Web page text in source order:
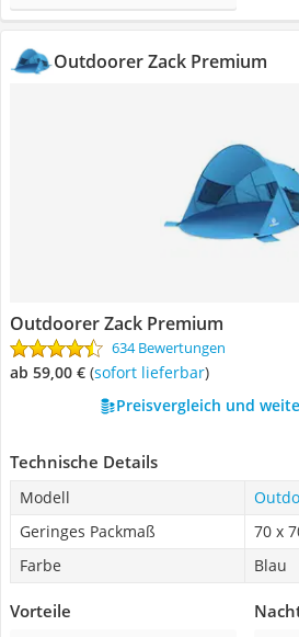
Outdoorer Zack Premium
Outdoorer Zack Premium
634 Bewertungen
ab 59,00 € ( Sofort lieferbar)
Preisvergleich und
Technische Details
Modell
Geringes Packmaß
70 x
Farbe
Blau
Vorteile